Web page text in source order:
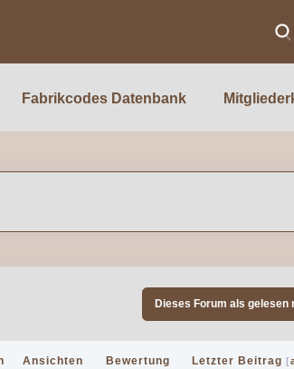
Fabrikcodes Datenbank
Dieses Forum als gelesen
Ansichten Bewertung Letzter Beitrag [